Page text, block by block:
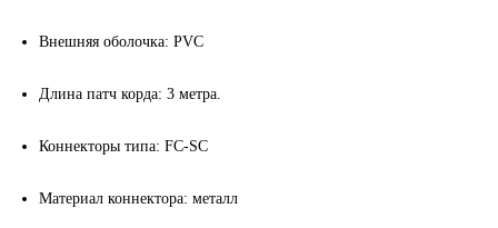
Внешняя оболочка: PVC
Длина патч корда: 3 метра.
Коннекторы типа: FC-SC
Материал коннектора: металл